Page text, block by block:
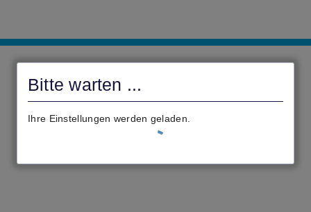
Bitte warten ...
Ihre Einstellungen werden geladen.
civento